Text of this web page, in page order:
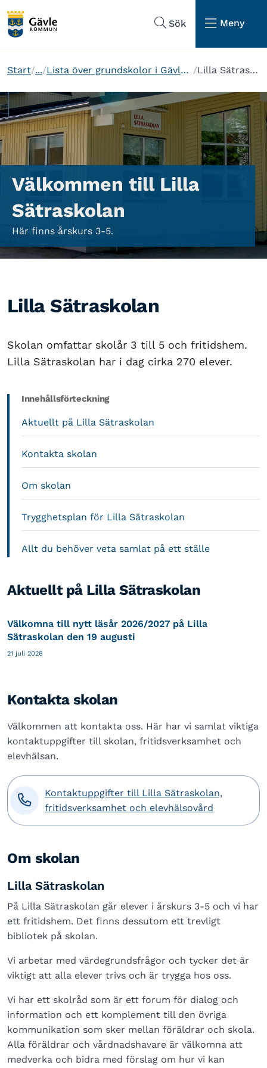
Sök
Meny
Start ... Lista över grundskolor i Gävle kommun Lilla Sätraskolan
Välkommen till Lilla
Sätraskolan
Här finns årskurs 3-5.
Lilla Sätraskolan
Skolan omfattar skolår 3 till 5 och fritidshem.
Lilla Sätraskolan har i dag cirka 270 elever.
Innehållsförteckning
Aktuellt på Lilla Sätraskolan
Kontakta skolan
Om skolan
Trygghetsplan för Lilla Sätraskolan
Allt du behöver veta samlat på ett ställe
Aktuellt på Lilla Sätraskolan
Välkomna till nytt läsår 2026/2027 på Lilla
Sätraskolan den 19 augusti
21 juli 2026
Kontakta skolan
Välkommen att kontakta oss. Här har vi samlat viktiga
kontaktuppgifter till skolan, fritidsverksamhet och
elevhälsan.

Kontaktuppgifter till Lilla Sätraskolan,
fritidsverksamhet och elevhälsovård
Om skolan
Lilla Sätraskolan
På Lilla Sätraskolan går elever i årskurs 3-5 och vi har
ett fritidshem. Det finns dessutom ett trevligt
bibliotek på skolan.
Vi arbetar med värdegrundsfrågor och tycker det är
viktigt att alla elever trivs och är trygga hos oss.
Vi har ett skolråd som är ett forum för dialog och
information och ett komplement till den övriga
kommunikation som sker mellan föräldrar och skola.
Alla föräldrar och vårdnadshavare är välkomna att
medverka och bidra med förslag om hur vi kan